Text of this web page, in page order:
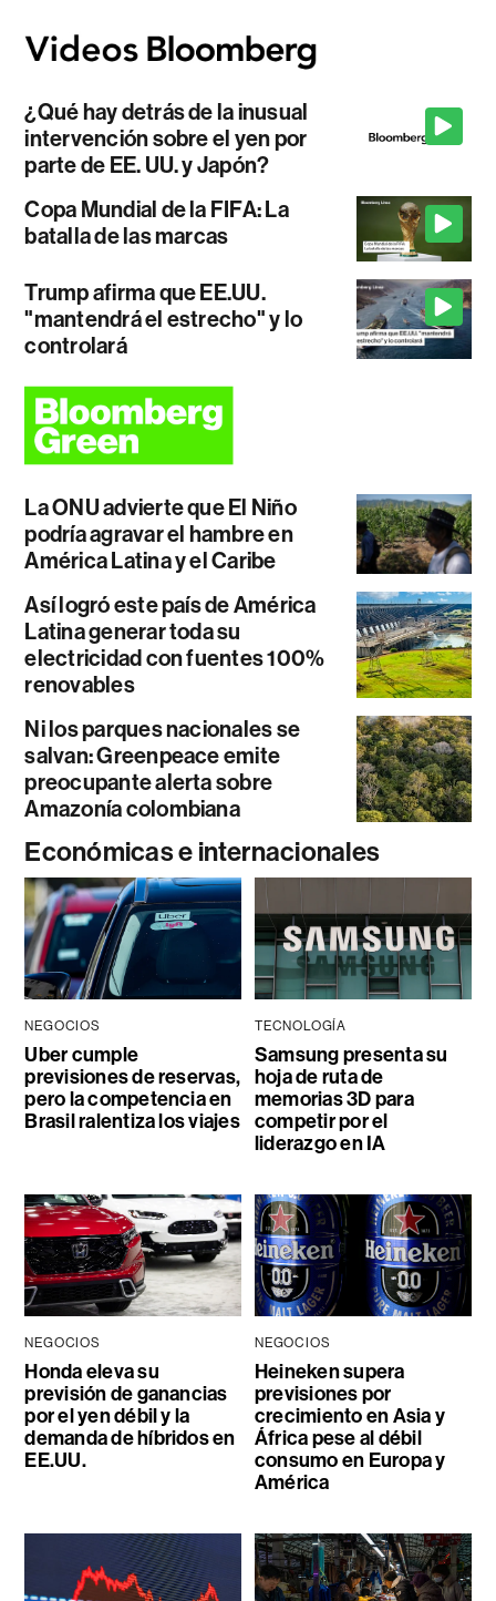
¿Qué hay detrás de la inusual
intervención sobre el yen por
parte de EE. UU. y Japón?
Copa Mundial de la FIFA: La
batalla de las marcas
Trump afirma que EE.UU.
"mantendrá el estrecho" y lo
controlará
La ONU advierte que El Niño
podría agravar el hambre en
América Latina y el Caribe
Así logró este país de América
Latina generar toda su
electricidad con fuentes 100%
renovables
Ni los parques nacionales se
salvan: Greenpeace emite
preocupante alerta sobre
Amazonía colombiana
Económicas e internacionales
NEGOCIOS
Uber cumple
previsiones de reservas,
pero la competencia en
Brasil ralentiza los viajes
TECNOLOGÍA
Samsung presenta su
hoja de ruta de
memorias 3D para
competir por el
liderazgo en IA
NEGOCIOS
Honda eleva su
previsión de ganancias
por el yen débil y la
demanda de híbridos en
EE.UU.
NEGOCIOS
Heineken supera
previsiones por
crecimiento en Asia y
África pese al débil
consumo en Europa y
América